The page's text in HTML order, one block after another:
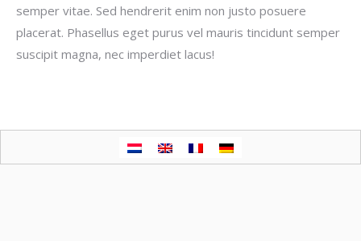
semper vitae. Sed hendrerit enim non justo posuere
placerat. Phasellus eget purus vel mauris tincidunt semper
suscipit magna, nec imperdiet lacus!